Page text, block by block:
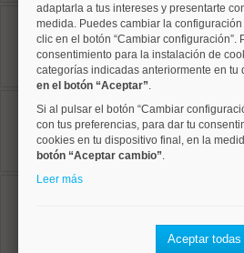
Centro, Justicia
Ref: 50004701
70 m²
2 dormitorios
2 baños
Ref: 50004804
82 m²
1 dormitorios
1 baños
2 dormitorios
1 baños
adaptarla a tus intereses y presentarte
medida. Puedes cambiar la
clic en el botón “Cambiar configuración”.
consentimiento para la instalación de
categorías indicadas anteriormente en tu
en el botón “Aceptar”.
Si al pulsar el botón “Cambiar
con tus preferencias, para dar tu
cookies en tu dispositivo final, en la
botón “Aceptar cambio”.
Leer más
Aceptar todas